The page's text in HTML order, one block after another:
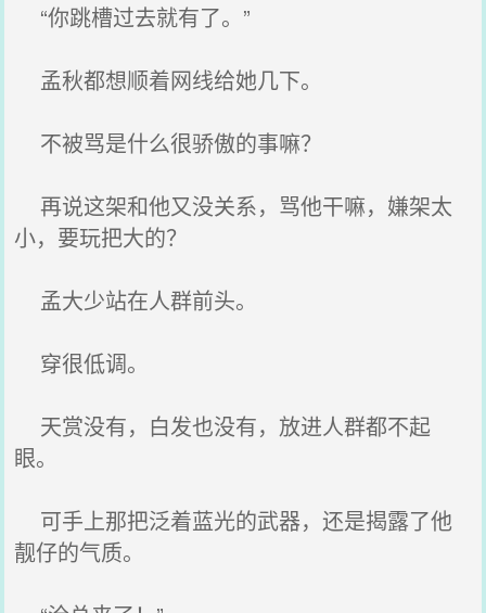
“你跳槽过去就有了。”
孟秋都想顺着网线给她几下。
不被骂是什么很骄傲的事嘛？
再说这架和他又没关系，骂他干嘛，嫌架太
小，要玩把大的？
孟大少站在人群前头。
穿很低调。
天赏没有，白发也没有，放进人群都不起
眼。
可手上那把泛着蓝光的武器，还是揭露了他
靓仔的气质。